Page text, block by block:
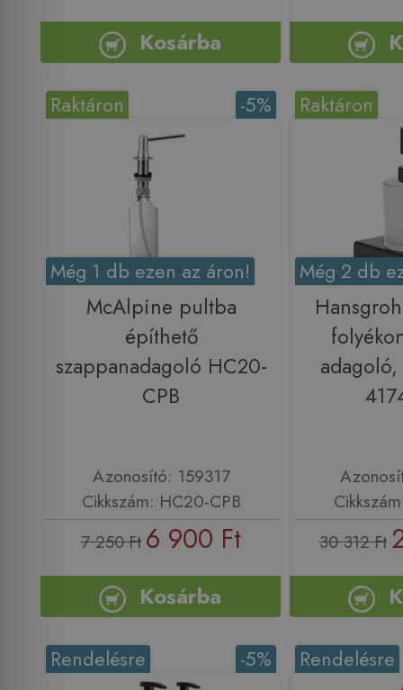
Kosárba
-5%
Raktáron
Még 1 db ezen az áron!
McAlpine pultba
építhető
szappanadagoló HC20-
CPB
Azonosító: 159317
Cikkszám: HC20-CPB
7 250 Ft 6 900 Ft
Kosárba
Raktáron
Még 2 db
30 312 Ft
-5%
Rendelésre Rendelésre